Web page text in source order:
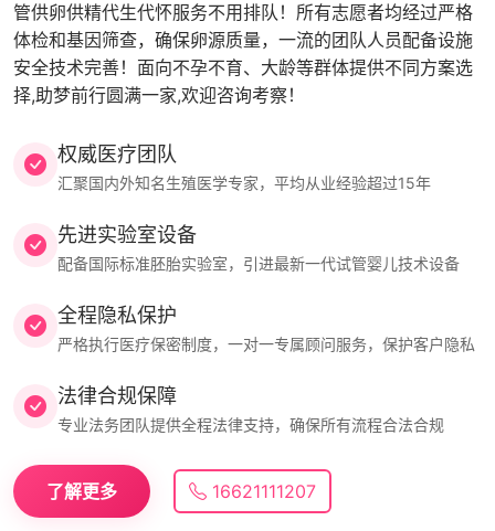
管供卵供精代生代怀服务不用排队！所有志愿者均经过严格
体检和基因筛查，确保卵源质量，一流的团队人员配备设施
安全技术完善！面向不孕不育、大龄等群体提供不同方案选
择,助梦前行圆满一家,欢迎咨询考察！
权威医疗团队
汇聚国内外知名生殖医学专家，平均从业经验超过15年
先进实验室设备
配备国际标准胚胎实验室，引进最新一代试管婴儿技术设备
全程隐私保护
严格执行医疗保密制度，一对一专属顾问服务，保护客户隐私
法律合规保障
专业法务团队提供全程法律支持，确保所有流程合法合规
了解更多 16621111207